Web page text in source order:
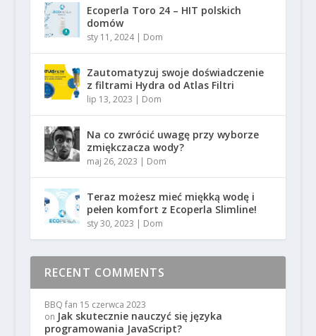
Ecoperla Toro 24 – HIT polskich
domów
sty 11, 2024| Dom
Zautomatyzuj swoje doświadczenie
z filtrami Hydra od Atlas Filtri
lip 13, 2023 | Dom
Na co zwrócić uwagę przy wyborze
zmiękczacza wody?
maj 26, 2023 | Dom
Teraz możesz mieć miękką wodę i
pełen komfort z Ecoperla Slimline!
sty 30, 2023 | Dom
RECENT COMMENTS
BBQ fan 15 czerwca 2023
on Jak skutecznie nauczyć się języka
programowania JavaScript?